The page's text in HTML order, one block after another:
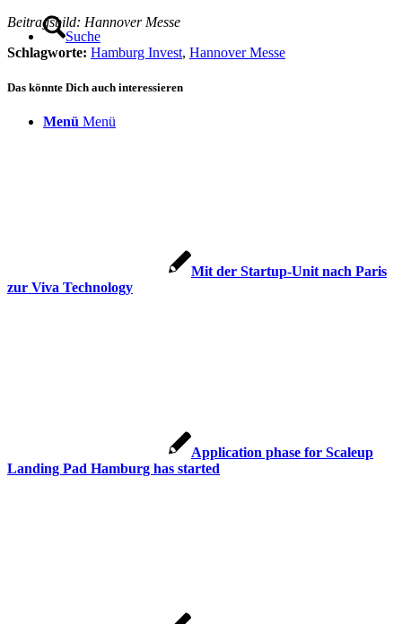
Suche
Menü Menü
Beitragsbild: Hannover Messe
Schlagworte: Hamburg Invest, Hannover Messe
Das könnte Dich auch interessieren
Mit der Startup-Unit nach Paris
zur Viva Technology
Application phase for Scaleup
Landing Pad Hamburg has started